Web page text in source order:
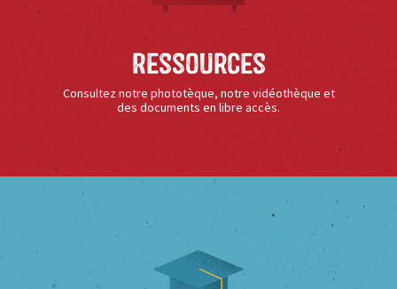
Ressources
Consultez notre phototèque, notre vidéothèque et
des documents en libre accès.